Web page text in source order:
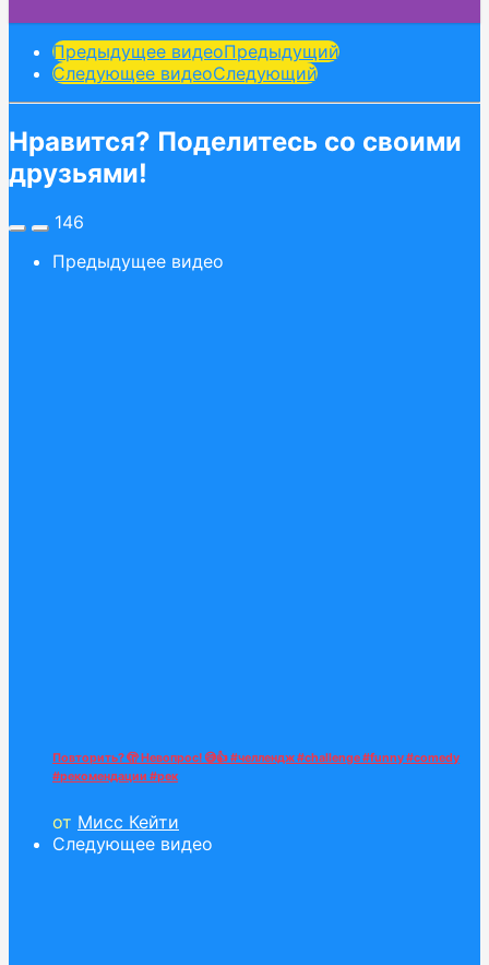
Post
Pagination
Предыдущее видеоПредыдущий
Следующее видеоСледующий
Нравится? Поделитесь со своими
друзьями!
146
Предыдущее видео
Повторить? 🫣 Невопрос! 😅👍 #челлендж #challenge #funny #comedy
#рекомендации #рек
от Мисс Кейти
Следующее видео